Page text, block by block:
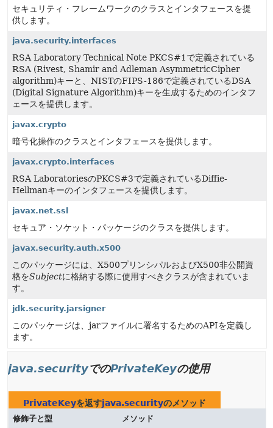
セキュリティ・フレームワークのクラスとインタフェースを提
供します。
java.security.interfaces
RSA Laboratory Technical Note PKCS#1で定義されている
RSA (Rivest, Shamir and Adleman AsymmetricCipher
algorithm)キーと、NISTのFIPS-186で定義されているDSA
(Digital Signature Algorithm)キーを生成するためのインタフ
ェースを提供します。
javax.crypto
暗号化操作のクラスとインタフェースを提供します。
javax.crypto.interfaces
RSA LaboratoriesのPKCS#3で定義されているDiffie-
Hellmanキーのインタフェースを提供します。
javax.net.ssl
セキュア・ソケット・パッケージのクラスを提供します。
javax.security.auth.x500
このパッケージには、X500プリンシパルおよびX500非公開資
格をSubjectに格納する際に使用すべきクラスが含まれていま
す。
jdk.security.jarsigner
このパッケージは、jarファイルに署名するためのAPIを定義し
ます。
java.securityでのPrivateKeyの使用
PrivateKeyを返すjava.securityのメソッド
修飾子と型
メソッド